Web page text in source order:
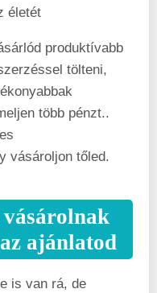
életét
produktívabb
tölteni,
több pénzt..
vásároljon tőled.
ajánlatod
is van rá, de